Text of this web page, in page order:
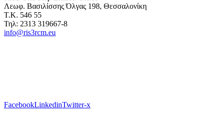
Λεωφ. Βασιλίσσης Όλγας 198, Θεσσαλονίκη
Τ.Κ. 546 55
Τηλ: 2313 319667-8
info@ris3rcm.eu
FacebookLinkedinTwitter-x